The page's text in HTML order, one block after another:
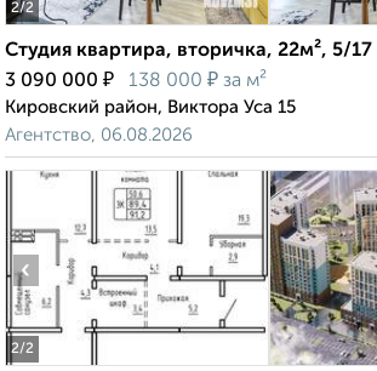
2/2
Студия квартира, вторичка, 22м², 5/
3 090 000 ₽ 138 000 ₽ за м²
Кировский район, Виктора Уса 15
Агентство, 06.08.2026
2/2
‹